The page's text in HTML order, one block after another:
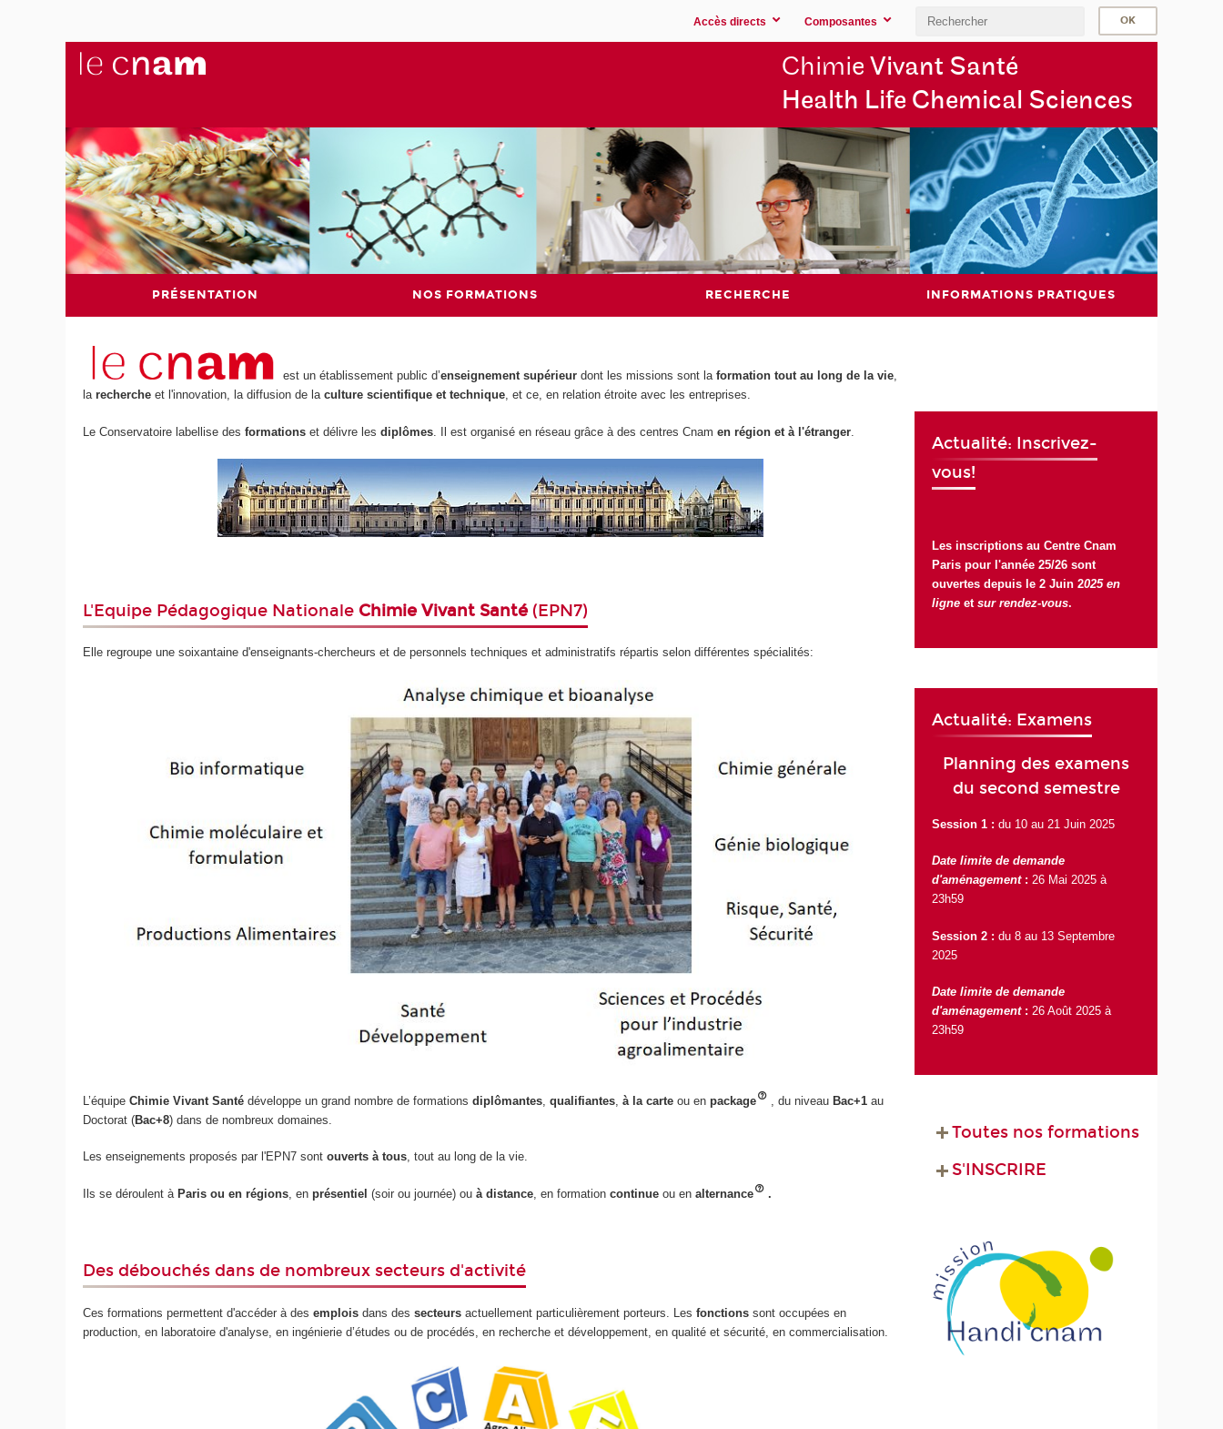
Accès directs Composantes
Chimie Vivant Santé
Health Life Chemical Sciences
PRÉSENTATION NOS FORMATIONS RECHERCHE INFORMATIONS PRATIQUES
est un établissement public d’enseignement supérieur dont les missions sont laformation tout au long de la vie,
larechercheet l'innovation, la diffusion de laculture scientifique et technique, et ce, en relation étroite avec les entreprises.
Le Conservatoire labellise desformationset délivre lesdiplômes . Il est organisé en réseau grâce à des centres Cnamen région et à l'étranger
L'Equipe Pédagogique Nationale Chimie Vivant Santé(EPN7)
Elle regroupe une soixantaine d'enseignants-chercheurs et de personnels techniques et administratifs répartis selon différentes spécialités:
L’équipeChimie Vivant Santé développe un grand nombre de formationsdiplômantes ,qualifiantes ,à la carte ou enpackage , du niveauBac+1 au
Doctorat (Bac+8) dans de nombreux domaines.
Les enseignements proposés par l'EPN7 sontouvertsà tous, tout au long de la vie.
Ilsse déroulent àParis ou en régions , enprésentiel(soir ou journée) ouà distance , en formationcontinue ou enalternance .
Des débouchés dans de nombreux secteurs d'activité
Ces formations permettent d'accéder à desemploisdans dessecteursactuellement particulièrement porteurs. Lesfonctionssont occupées en
production, en laboratoire d'analyse, en ingénierie d’études ou de procédés, en recherche et développement, en qualité et sécurité, en commercialisation.
Actualité: Inscrivez-
vous!
Les inscriptions au Centre Cnam
Paris pour l'année 25/26 sont
ouvertes depuis le 2 Juin 2025en
ligne etsur rendez-vous.
Actualité: Examens
Planning des examens
du second semestre
Session 1 : du 10 au 21 Juin 2025
Date limite de demande
d'aménagement: 26 Mai 2025 à
23h59
Session 2 : du 8 au 13 Septembre
2025
Date limite de demande
d'aménagement: 26 Août 2025 à
23h59
Toutes nos formations
S'INSCRIRE